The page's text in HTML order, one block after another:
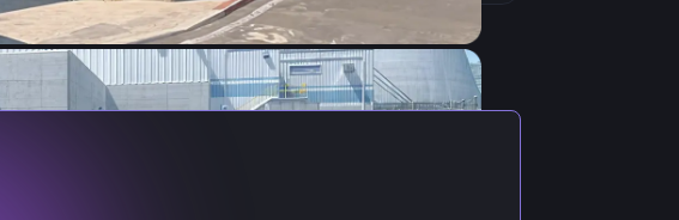
с актуальными настройками игрока.